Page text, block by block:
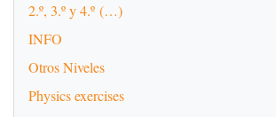
2.º, 3.º y 4.º (…)
INFO
Otros Niveles
Physics exercises